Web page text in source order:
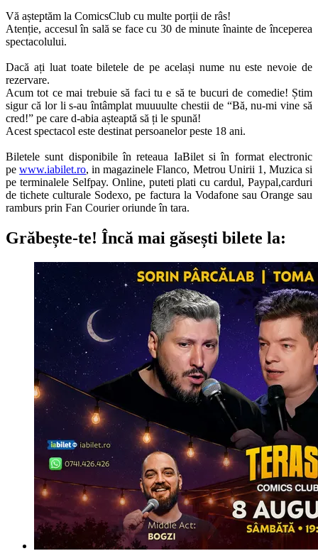
Vă așteptăm la ComicsClub cu multe porții de râs!
Atenție, accesul în sală se face cu 30 de minute înainte de începerea
spectacolului.
Dacă ați luat toate biletele de pe același nume nu este nevoie de
rezervare.
Acum tot ce mai trebuie să faci tu e să te bucuri de comedie! Știm
sigur că lor li s-au întâmplat muuuulte chestii de “Bă, nu-mi vine să
cred!” pe care d-abia așteaptă să ți le spună!
Acest spectacol este destinat persoanelor peste 18 ani.
Biletele sunt disponibile în reteaua IaBilet si în format electronic
pewww.iabilet.ro, in magazinele Flanco, Metrou Unirii 1, Muzica si
pe terminalele Selfpay. Online, puteti plati cu cardul, Paypal,carduri
de tichete culturale Sodexo, pe factura la Vodafone sau Orange sau
ramburs prin Fan Courier oriunde în tara.
Grăbește-te! Încă mai găsești bilete la: